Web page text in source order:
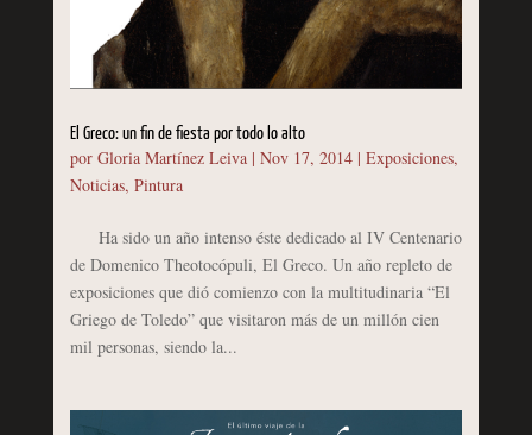
El Greco: un fin de fiesta por todo lo alto
por Gloria Martínez Leiva| Nov 17, 2014| Exposiciones,
Noticias, Pintura
Ha sido un año intenso éste dedicado al IV Centenario
de Domenico Theotocópuli, El Greco. Un año repleto de
exposiciones que dió comienzo con la multitudinaria “El
Griego de Toledo” que visitaron más de un millón cien
mil personas, siendo la...